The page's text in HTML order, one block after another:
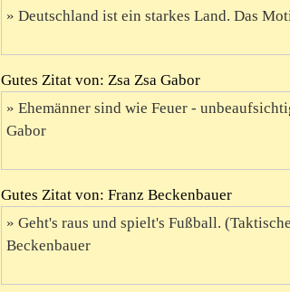
Deutschland ist ein starkes Land. Das
Gutes Zitat von: Zsa Zsa Gabor
Ehemänner sind wie Feuer -
Gabor
Gutes Zitat von: Franz Beckenbauer
Geht's raus und spielt's Fußball.
Beckenbauer